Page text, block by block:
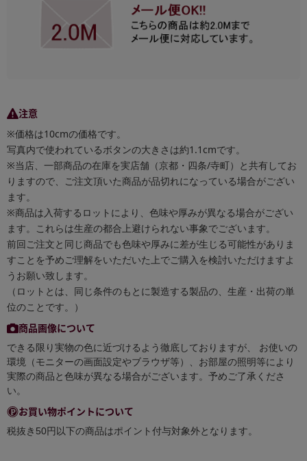
注意
※価格は10cmの価格です。
写真内で使われているボタンの大きさは約1.1cmです。
※当店、一部商品の在庫を実店舗（京都・四条/寺町）と共有してお
りますので、ご注文頂いた商品が品切れになっている場合がござい
ます。
※商品は入荷するロットにより、色味や厚みが異なる場合がござい
ます。これらは生産の都合上避けられない事象でございます。
前回ご注文と同じ商品でも色味や厚みに差が生じる可能性がありま
すことを予めご理解をいただいた上でご購入を検討いただけますよ
うお願い致します。
（ロットとは、同じ条件のもとに製造する製品の、生産・出荷の単
位のことです。）
商品画像について
できる限り実物の色に近づけるよう徹底しておりますが、 お使いの
環境（モニターの画面設定やブラウザ等）、お部屋の照明等により
実際の商品と色味が異なる場合がございます。予めご了承くださ
い。
お買い物ポイントについて
税抜き50円以下の商品はポイント付与対象外となります。